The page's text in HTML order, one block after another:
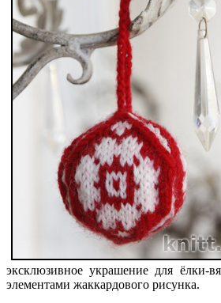
эксклюзивное украшение для ёлки-
элементами жаккардового рисунка.